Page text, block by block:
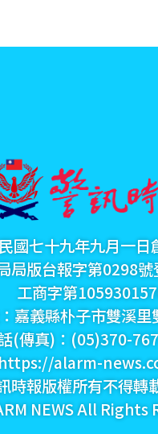
國七十九年九月一日
局版台報字第0298號
工商字第
嘉義縣朴子市雙溪里
(傳真)：(05)370-
alarm-
時報版權所有不得轉
NEWS All Rights